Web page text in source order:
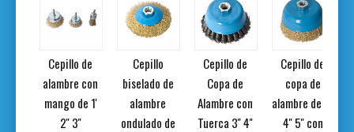
Cepillo de
alambre con
mango de 1'
2'' 3''
Cepillo
biselado de
alambre
ondulado de
Cepillo de
Copa de
Alambre con
Tuerca 3'' 4''
Cepillo de
copa de
alambre de 3''
4'' 5'' con